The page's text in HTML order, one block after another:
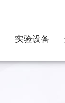
实验设备